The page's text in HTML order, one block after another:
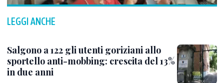
LEGGI ANCHE
Salgono a 122 gli utenti goriziani allo
sportello anti-mobbing: crescita del 13%
in due anni